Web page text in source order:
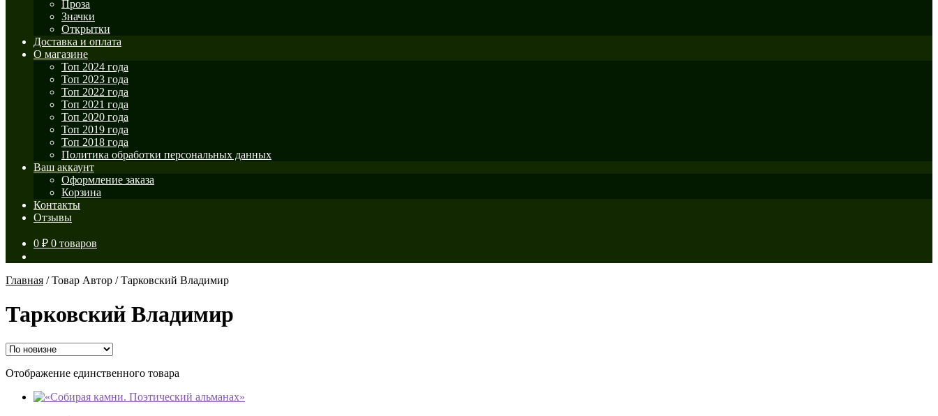
Проза
Значки
Открытки
Доставка и оплата
О магазине
Топ 2024 года
Топ 2023 года
Топ 2022 года
Топ 2021 года
Топ 2020 года
Топ 2019 года
Топ 2018 года
Политика обработки персональных данных
Ваш аккаунт
Оформление заказа
Корзина
Контакты
Отзывы
0 ₽ 0 товаров
Главная /Товар Автор /Тарковский Владимир
Тарковский Владимир
Отображение единственного товара